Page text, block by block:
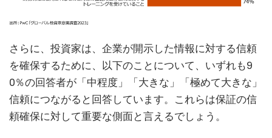
さらに、投資家は、企業が開示した情報に対する信頼
を確保するために、以下のことについて、いずれも9
0％の回答者が「中程度」「大きな」「極めて大きな」
信頼につながると回答しています。これらは保証の信
頼確保に対して重要な側面と言えるでしょう。